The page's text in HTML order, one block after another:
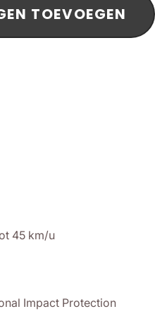
TOEVOEGEN
45 km/u
Impact Protection